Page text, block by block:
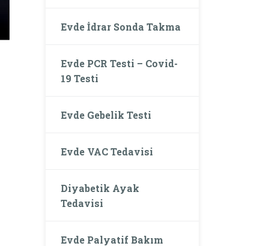
Evde İdrar Sonda Takma
Evde PCR Testi – Covid-
19 Testi
Evde Gebelik Testi
Evde VAC Tedavisi
Diyabetik Ayak
Tedavisi
Evde Palyatif Bakım